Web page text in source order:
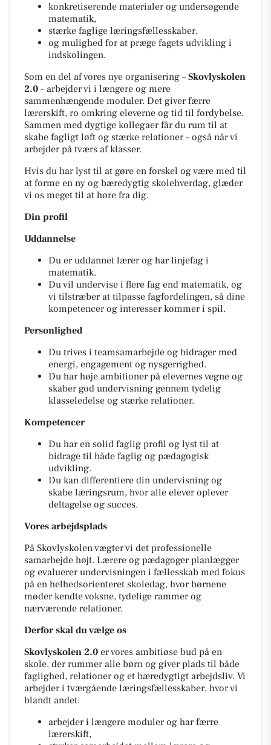
konkretiserende materialer og undersøgende
matematik,
stærke faglige læringsfællesskaber,
og mulighed for at præge fagets udvikling i
indskolingen.
Som en del af vores nye organisering – Skovlyskolen
2.0 – arbejder vi i længere og mere
sammenhængende moduler. Det giver færre
lærerskift, ro omkring eleverne og tid til fordybelse.
Sammen med dygtige kollegaer får du rum til at
skabe fagligt løft og stærke relationer – også når vi
arbejder på tværs af klasser.
Hvis du har lyst til at gøre en forskel og være med til
at forme en ny og bæredygtig skolehverdag, glæder
vi os meget til at høre fra dig.
Din profil
Uddannelse
Du er uddannet lærer og har linjefag i
matematik.
Du vil undervise i flere fag end matematik, og
vi tilstræber at tilpasse fagfordelingen, så dine
kompetencer og interesser kommer i spil.
Personlighed
Du trives i teamsamarbejde og bidrager med
energi, engagement og nysgerrighed.
Du har høje ambitioner på elevernes vegne og
skaber god undervisning gennem tydelig
klasseledelse og stærke relationer.
Kompetencer
Du har en solid faglig profil og lyst til at
bidrage til både faglig og pædagogisk
udvikling.
Du kan differentiere din undervisning og
skabe læringsrum, hvor alle elever oplever
deltagelse og succes.
Vores arbejdsplads
På Skovlyskolen vægter vi det professionelle
samarbejde højt. Lærere og pædagoger planlægger
og evaluerer undervisningen i fællesskab med fokus
på en helhedsorienteret skoledag, hvor børnene
møder kendte voksne, tydelige rammer og
nærværende relationer.
Derfor skal du vælge os
Skovlyskolen 2.0 er vores ambitiøse bud på en
skole, der rummer alle børn og giver plads til både
faglighed, relationer og et bæredygtigt arbejdsliv. Vi
arbejder i tværgående læringsfællesskaber, hvor vi
blandt andet:
arbejder i længere moduler og har færre
lærerskift,